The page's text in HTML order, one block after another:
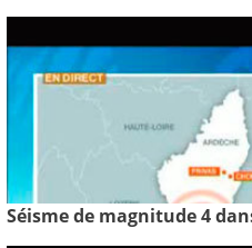
Séisme de magnitude 4